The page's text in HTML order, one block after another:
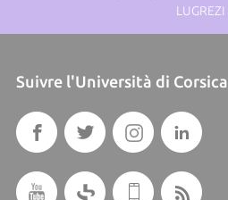
LUGREZI
Suivre l'Università di Corsica